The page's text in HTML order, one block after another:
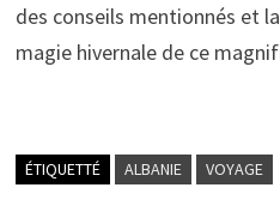
des conseils mentionnés et
magie hivernale de ce
ÉTIQUETTÉ ALBANIE VOYAGE